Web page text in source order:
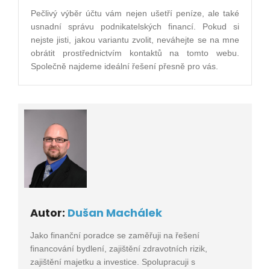
Pečlivý výběr účtu vám nejen ušetří peníze, ale také
usnadní správu podnikatelských financí. Pokud si
nejste jisti, jakou variantu zvolit, neváhejte se na mne
obrátit prostřednictvím kontaktů na tomto webu.
Společně najdeme ideální řešení přesně pro vás.
Autor: Dušan Machálek
Jako finanční poradce se zaměřuji na řešení
financování bydlení, zajištění zdravotních rizik,
zajištění majetku a investice. Spolupracuji s